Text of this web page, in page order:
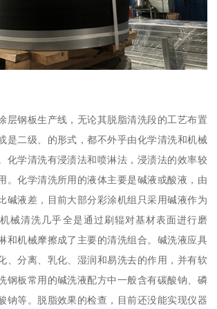
层钢板生产线，无论其脱脂清洗段的工艺布置
是二级、的形式，都不外乎由化学清洗和机械
化学清洗有浸渍法和喷淋法，浸渍法的效率较
。化学清洗所用的液体主要是碱液或酸液，由
碱液差，目前大部分彩涂机组只采用碱液作为
械清洗几乎全是通过刷辊对基材表面进行磨
和机械摩擦成了主要的清洗组合。碱洗液应具
、分离、乳化、湿润和易洗去的作用，并有软
钢板常用的碱洗液配方中一般含有碳酸钠、磷
钠等。脱脂效果的检查，目前还没能实现仪器